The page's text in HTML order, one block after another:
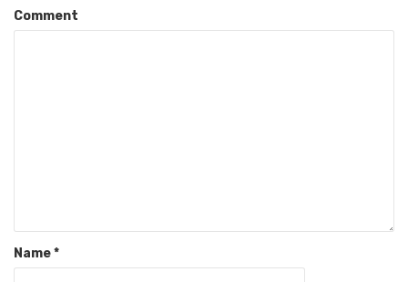
Comment
Name*